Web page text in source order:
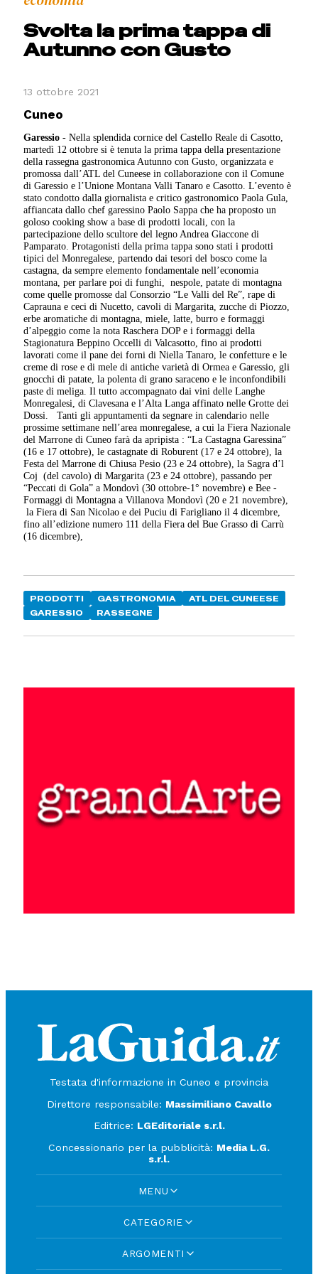
Svolta la prima tappa di
Autunno con Gusto
13 ottobre 2021
Cuneo
Garessio - Nella splendida cornice del Castello Reale di Casotto,
martedì 12 ottobre si è tenuta la prima tappa della presentazione
della rassegna gastronomica Autunno con Gusto, organizzata e
promossa dall’ATL del Cuneese in collaborazione con il Comune
di Garessio e l’Unione Montana Valli Tanaro e Casotto. L’evento è
stato condotto dalla giornalista e critico gastronomico Paola Gula,
affiancata dallo chef garessino Paolo Sappa che ha proposto un
goloso cooking show a base di prodotti locali, con la
partecipazione dello scultore del legno Andrea Giaccone di
Pamparato.Protagonisti della prima tappa sono stati i prodotti
tipici del Monregalese, partendo dai tesori del bosco come la
castagna, da sempre elemento fondamentale nell’economia
montana, per parlare poi di funghi, nespole, patate di montagna
come quelle promosse dal Consorzio “Le Valli del Re”, rape di
Caprauna e ceci di Nucetto, cavoli di Margarita, zucche di Piozzo,
erbe aromatiche di montagna, miele, latte, burro e formaggi
d’alpeggio come la nota Raschera DOP e i formaggi della
Stagionatura Beppino Occelli di Valcasotto, fino ai prodotti
lavorati come il pane dei forni di Niella Tanaro, le confetture e le
creme di rose e di mele di antiche varietà di Ormea e Garessio, gli
gnocchi di patate, la polenta di grano saraceno e le inconfondibili
paste di meliga. Il tutto accompagnato dai vini delle Langhe
Monregalesi, di Clavesana e l’Alta Langa affinato nelle Grotte dei
Dossi.
Tanti gli appuntamenti da segnare in calendario nelle
prossime settimane nell’area monregalese, a cui la Fiera Nazionale
del Marrone di Cuneo farà da apripista : “La Castagna Garessina”
(16 e 17 ottobre), le castagnate di Roburent (17 e 24 ottobre), la
Festa del Marrone di Chiusa Pesio (23 e 24 ottobre), la Sagra d’l
Coj (del cavolo) di Margarita (23 e 24 ottobre), passando per
“Peccati di Gola” a Mondovì (30 ottobre-1° novembre) e Bee -
Formaggi di Montagna a Villanova Mondovì (20 e 21 novembre),
la Fiera di San Nicolao e dei Puciu di Farigliano il 4 dicembre,
fino all’edizione numero 111 della Fiera del Bue Grasso di Carrù
(16 dicembre),
PRODOTTI GASTRONOMIA
ATL DEL CUNEESE
GARESSIO
RASSEGNE
Testata d'informazione in Cuneo e provincia
Direttore responsabile: Massimiliano Cavallo
Editrice: LGEditoriale s.r.l.
Concessionario per la pubblicità: Media L.G.
s.r.l.
MENU
CATEGORIE
ARGOMENTI